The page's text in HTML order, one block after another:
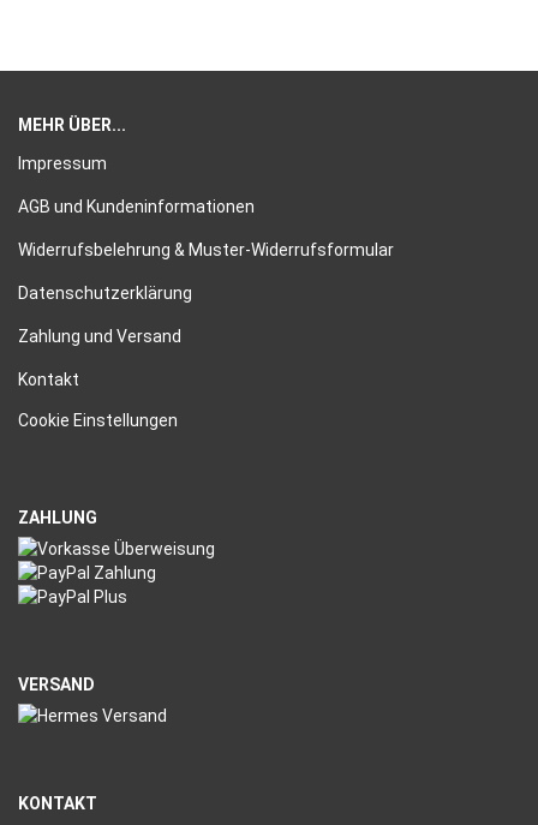
MEHR ÜBER...
Impressum
AGB und Kundeninformationen
Widerrufsbelehrung & Muster-Widerrufsformular
Datenschutzerklärung
Zahlung und Versand
Kontakt
Cookie Einstellungen
ZAHLUNG
VERSAND
KONTAKT